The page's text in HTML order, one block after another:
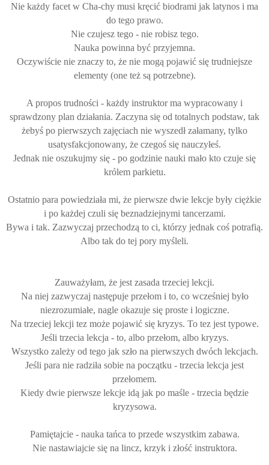
Nie każdy facet w Cha-chy musi kręcić biodrami jak latynos i ma
do tego prawo.
Nie czujesz tego - nie robisz tego.
Nauka powinna być przyjemna.
Oczywiście nie znaczy to, że nie mogą pojawić się trudniejsze
elementy (one też są potrzebne).
A propos trudności - każdy instruktor ma wypracowany i
sprawdzony plan działania. Zaczyna się od totalnych podstaw, tak
żebyś po pierwszych zajęciach nie wyszedł załamany, tylko
usatysfakcjonowany, że czegoś się nauczyłeś.
Jednak nie oszukujmy się - po godzinie nauki mało kto czuje się
królem parkietu.
Ostatnio para powiedziała mi, że pierwsze dwie lekcje były ciężkie
i po każdej czuli się beznadziejnymi tancerzami.
Bywa i tak. Zazwyczaj przechodzą to ci, którzy jednak coś potrafią.
Albo tak do tej pory myśleli.
Zauważyłam, że jest zasada trzeciej lekcji.
Na niej zazwyczaj następuje przełom i to, co wcześniej było
niezrozumiałe, nagle okazuje się proste i logiczne.
Na trzeciej lekcji tez może pojawić się kryzys. To tez jest typowe.
Jeśli trzecia lekcja - to, albo przełom, albo kryzys.
Wszystko zależy od tego jak szło na pierwszych dwóch lekcjach.
Jeśli para nie radziła sobie na początku - trzecia lekcja jest
przełomem.
Kiedy dwie pierwsze lekcje idą jak po maśle - trzecia będzie
kryzysowa.
Pamiętajcie - nauka tańca to przede wszystkim zabawa.
Nie nastawiajcie się na lincz, krzyk i złość instruktora.